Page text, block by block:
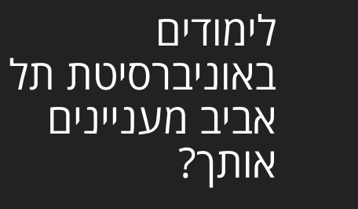
לימודים
באוניברסיטת תל
אביב מעניינים
אותך?